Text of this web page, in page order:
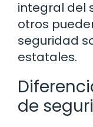
integral del
otros
seguridad
estatales.
de